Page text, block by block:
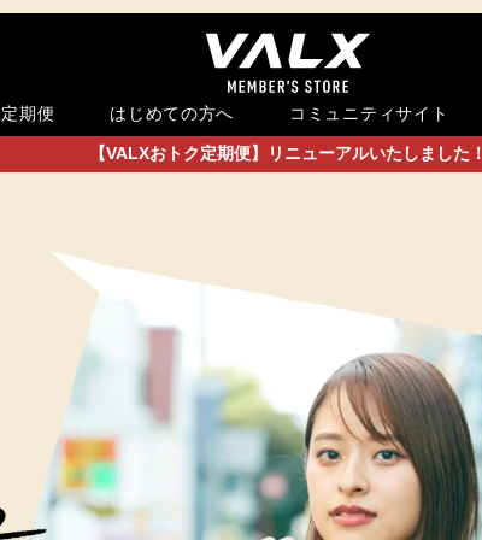
定期便 はじめての方へ コミュニティサイト
【VALXおトク定期便】リニューアルいたしました！